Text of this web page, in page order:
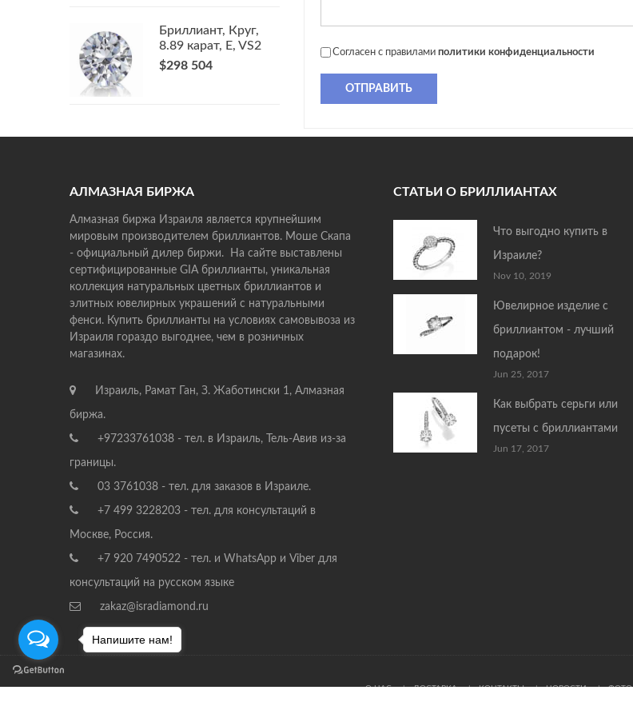
Бриллиант, Круг,
8.89 карат, E, VS2
$298 504
Согласен с правилами политики конфиденциальности
ОТПРАВИТЬ
АЛМАЗНАЯ БИРЖА
Алмазная биржа Израиля является крупнейшим
мировым производителем бриллиантов. Моше Скапа
- официальный дилер биржи. На сайте выставлены
сертифицированные GIA бриллианты, уникальная
коллекция натуральных цветных бриллиантов и
элитных ювелирных украшений с натуральными
фенси. Купить бриллианты на условиях самовывоза из
Израиля гораздо выгоднее, чем в розничных
магазинах.
Израиль, Рамат Ган, З. Жаботински 1, Алмазная
биржа.
+97233761038 - тел. в Израиль, Тель-Авив из-за
границы.
03 3761038 - тел. для заказов в Израиле.
+7 499 3228203 - тел. для консультаций в
Москве, Россия.
+7 920 7490522 - тел. и WhatsApp и Viber для
консультаций на русском языке
zakaz@isradiamond.ru
СТАТЬИ О БРИЛЛИАНТАХ
Что выгодно купить в
Израиле?
Nov 10, 2019
Ювелирное изделие с
бриллиантом - лучший
подарок!
Jun 25, 2017
Как выбрать серьги или
пусеты с бриллиантами
Jun 17, 2017
О НАС ДОСТАВКА КОНТАКТЫ НОВОСТИ ФОТО
Напишите нам!